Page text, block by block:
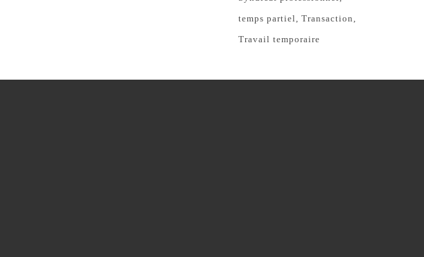
temps partiel
Transaction
Travail temporaire